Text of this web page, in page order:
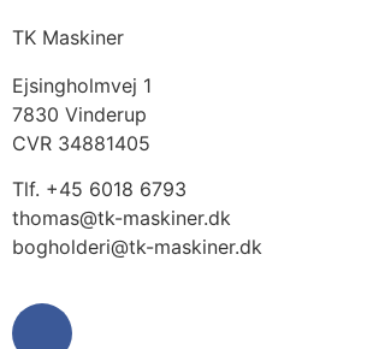
TK Maskiner
Ejsingholmvej 1
7830 Vinderup
CVR 34881405
​Tlf. +45 6018 6793
thomas@tk-maskiner.dk
bogholderi@tk-maskiner.dk